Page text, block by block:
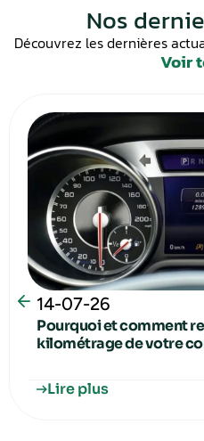
Nos
Découvrez les dernières
Voir
14-07-26
Pourquoi et comment
kilométrage de votre
Lire plus